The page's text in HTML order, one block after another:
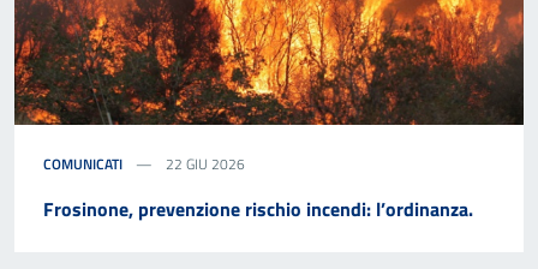
COMUNICATI 22 GIU 2026
Frosinone, prevenzione rischio incendi: l’ordinanza.